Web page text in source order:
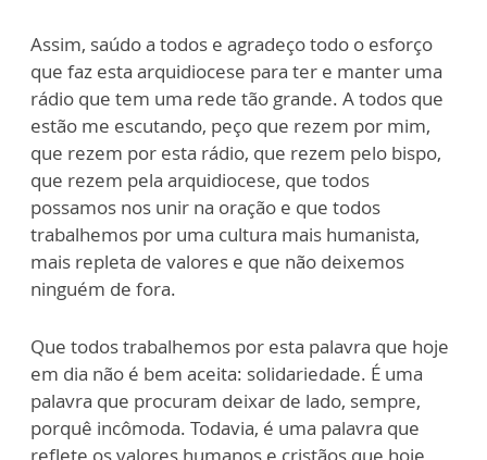
Assim, saúdo a todos e agradeço todo o esforço
que faz esta arquidiocese para ter e manter uma
rádio que tem uma rede tão grande. A todos que
estão me escutando, peço que rezem por mim,
que rezem por esta rádio, que rezem pelo bispo,
que rezem pela arquidiocese, que todos
possamos nos unir na oração e que todos
trabalhemos por uma cultura mais humanista,
mais repleta de valores e que não deixemos
ninguém de fora.
Que todos trabalhemos por esta palavra que hoje
em dia não é bem aceita: solidariedade. É uma
palavra que procuram deixar de lado, sempre,
porquê incômoda. Todavia, é uma palavra que